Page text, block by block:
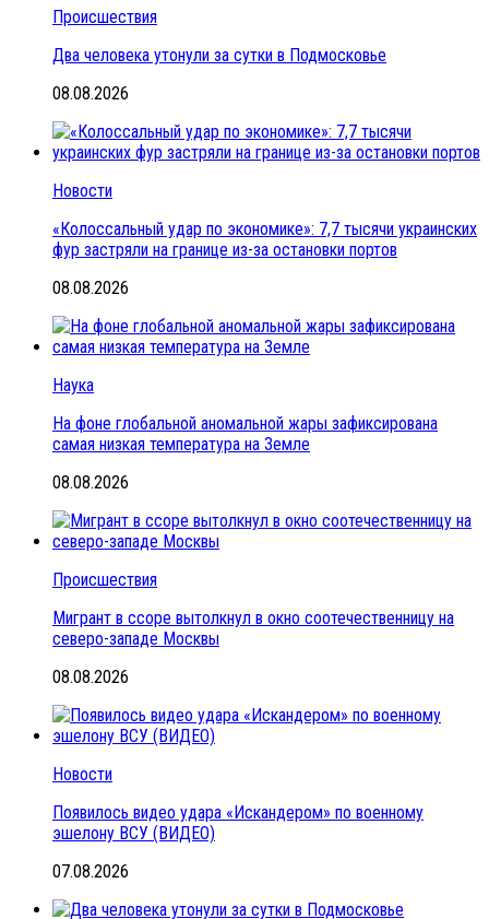
Происшествия
Два человека утонули за сутки в Подмосковье
08.08.2026
Новости
«Колоссальный удар по экономике»: 7,7 тысячи украинских
фур застряли на границе из-за остановки портов
08.08.2026
Наука
На фоне глобальной аномальной жары зафиксирована
самая низкая температура на Земле
08.08.2026
Происшествия
Мигрант в ссоре вытолкнул в окно соотечественницу на
северо-западе Москвы
08.08.2026
Новости
Появилось видео удара «Искандером» по военному
эшелону ВСУ (ВИДЕО)
07.08.2026